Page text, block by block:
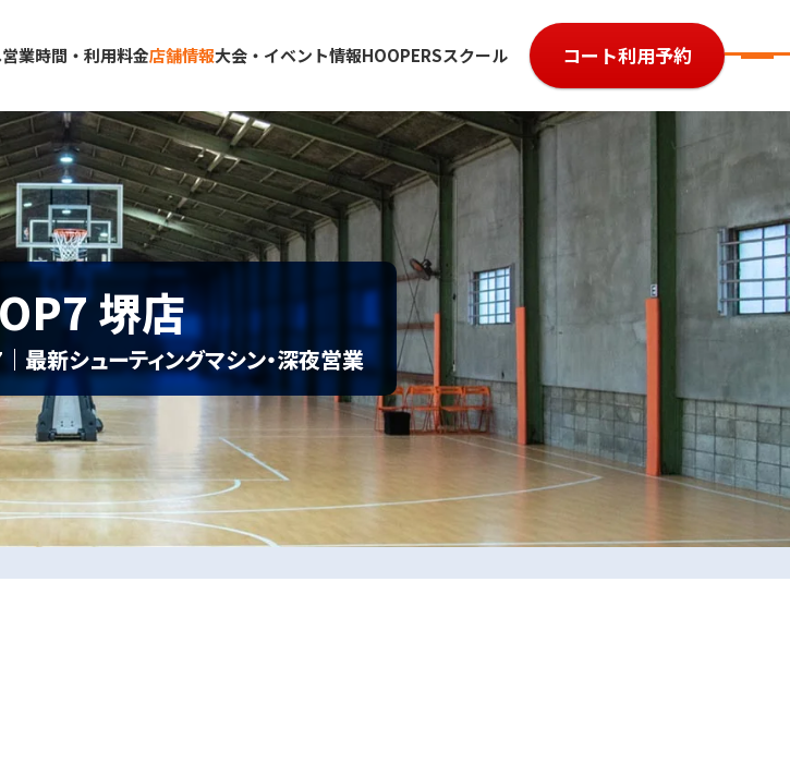
営業時間・利用料金店舗情報
堺店
大会・イベント情報
ルール・レベル
よくある質問
大会規約
大会予約履歴
HOOPERSスクール コート利用予約
のバスケコートレンタル｜HOOP7
堺店
最新シューティングマシン・深夜営業